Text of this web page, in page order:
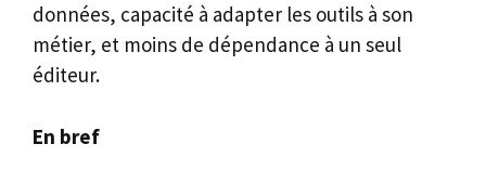
données, capacité à adapter les outils à son
métier, et moins de dépendance à un seul
éditeur.
En bref